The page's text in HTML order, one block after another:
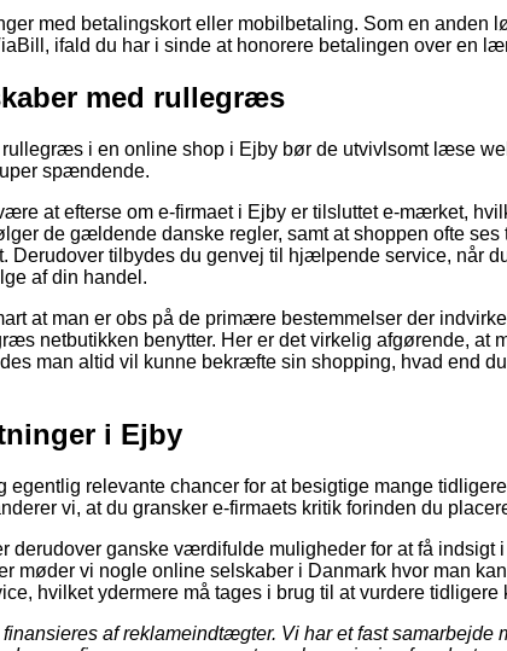
med betalingskort eller mobilbetaling. Som en anden
ifald du har i sinde at honorere betalingen over en
med rullegræs
i en online shop i Ejby bør de utvivlsomt læse
spændende.
at efterse om e-firmaet i Ejby er tilsluttet e-mærket,
de gældende danske regler, samt at shoppen ofte
Derudover tilbydes du genvej til hjælpende service, når
af din handel.
at man er obs på de primære bestemmelser der
netbutikken benytter. Her er det virkelig afgørende, at
man altid vil kunne bekræfte sin shopping, hvad end
i Ejby
egentlig relevante chancer for at besigtige mange
vi, at du gransker e-firmaets kritik forinden du
derudover ganske værdifulde muligheder for at få
møder vi nogle online selskaber i Danmark hvor man
hvilket ydermere må tages i brug til at vurdere tidligere
af reklameindtægter. Vi har et fast samarbejde